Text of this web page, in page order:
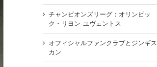
チャンピオンズリーグ：オリンピッ
ク・リヨン-ユヴェントス
オフィシャルファンクラブとジンギス
カン